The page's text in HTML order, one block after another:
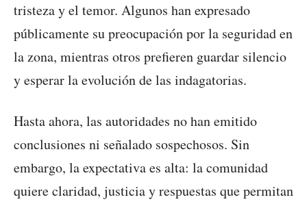
tristeza y el temor. Algunos han expresado
públicamente su preocupación por la seguridad en
la zona, mientras otros prefieren guardar silencio
y esperar la evolución de las indagatorias.
Hasta ahora, las autoridades no han emitido
conclusiones ni señalado sospechosos. Sin
embargo, la expectativa es alta: la comunidad
quiere claridad, justicia y respuestas que permitan